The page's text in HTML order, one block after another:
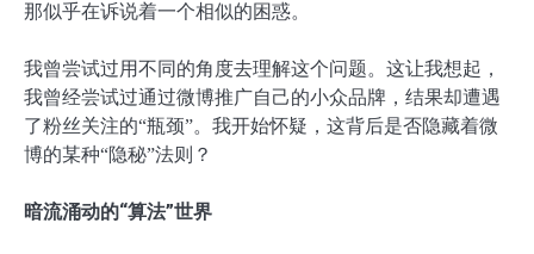
那似乎在诉说着一个相似的困惑。
我曾尝试过用不同的角度去理解这个问题。这让我想起，
我曾经尝试过通过微博推广自己的小众品牌，结果却遭遇
了粉丝关注的“瓶颈”。我开始怀疑，这背后是否隐藏着微
博的某种“隐秘”法则？
暗流涌动的“算法”世界